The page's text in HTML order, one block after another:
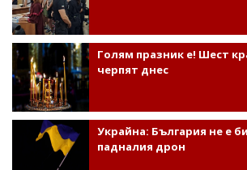
Голям празник е! Шест
черпят днес
Украйна: България не е
падналия дрон